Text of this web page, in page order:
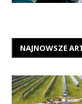
NAJNOWSZE